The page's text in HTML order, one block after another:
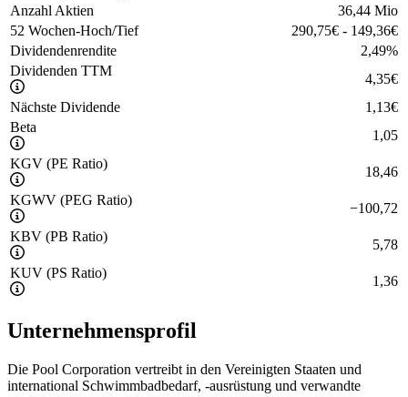
Anzahl Aktien
36,44 Mio
52 Wochen-Hoch/Tief
290,75€ - 149,36€
Dividendenrendite
2,49%
Dividenden TTM
4,35€
Nächste Dividende
1,13€
Beta
1,05
KGV (PE Ratio)
18,46
KGWV (PEG Ratio)
−100,72
KBV (PB Ratio)
5,78
KUV (PS Ratio)
1,36
Unternehmensprofil
Die Pool Corporation vertreibt in den Vereinigten Staaten und
international Schwimmbadbedarf, -ausrüstung und verwandte